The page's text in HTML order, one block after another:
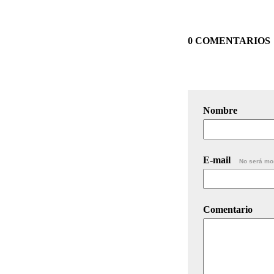
0 COMENTARIOS
Nombre
E-mail No será
Comentario